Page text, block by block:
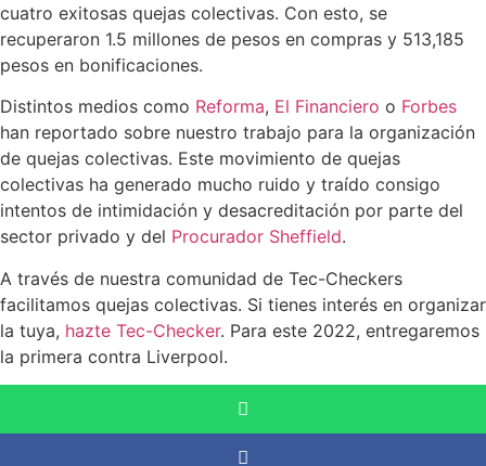
cuatro exitosas quejas colectivas. Con esto, se
recuperaron 1.5 millones de pesos en compras y 513,185
pesos en bonificaciones.
Distintos medios como Reforma, El Financiero o Forbes
han reportado sobre nuestro trabajo para la organización
de quejas colectivas. Este movimiento de quejas
colectivas ha generado mucho ruido y traído consigo
intentos de intimidación y desacreditación por parte del
sector privado y del Procurador Sheffield.
A través de nuestra comunidad de Tec-Checkers
facilitamos quejas colectivas. Si tienes interés en organizar
la tuya, hazte Tec-Checker. Para este 2022, entregaremos
la primera contra Liverpool.